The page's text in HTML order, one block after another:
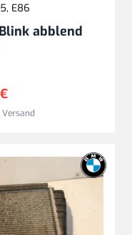
E86
abblend
Versand